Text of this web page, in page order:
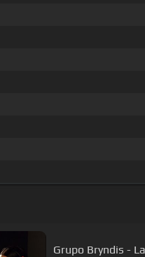
Grupo Bryndis -